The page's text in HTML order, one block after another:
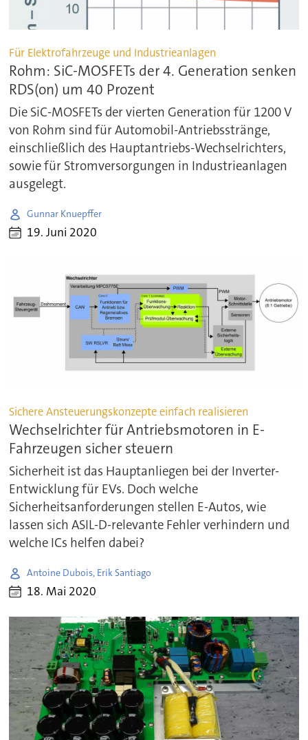
Für Elektrofahrzeuge und Industrieanlagen
Rohm: SiC-MOSFETs der 4. Generation senken
RDS(on) um 40 Prozent
Die SiC-MOSFETs der vierten Generation für 1200 V
von Rohm sind für Automobil-Antriebsstränge,
einschließlich des Hauptantriebs-Wechselrichters,
sowie für Stromversorgungen in Industrieanlagen
ausgelegt.
Gunnar Knuepffer
19. Juni 2020
Sichere Ansteuerungskonzepte einfach realisieren
Wechselrichter für Antriebsmotoren in E-
Fahrzeugen sicher steuern
Sicherheit ist das Hauptanliegen bei der Inverter-
Entwicklung für EVs. Doch welche
Sicherheitsanforderungen stellen E-Autos, wie
lassen sich ASIL-D-relevante Fehler verhindern und
welche ICs helfen dabei?
Antoine Dubois, Erik Santiago
18. Mai 2020